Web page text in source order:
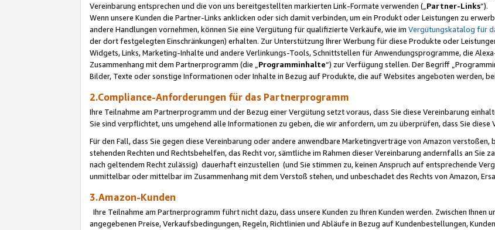
Vereinbarung entsprechen und die von uns bereitgestellten markierten Link-Formate verwenden („ Partner-Links“).
Wenn unsere Kunden die Partner-Links anklicken oder sich damit verbinden, um ein Produkt oder Leistungen zu
andere Handlungen vornehmen, können Sie eine Vergütung für qualifizierte Verkäufe, wie im Vergütungskatalog für
der dort festgelegten Einschränkungen) erhalten. Zur Unterstützung Ihrer Werbung für diese Produkte oder
Widgets, Links, Marketing-Inhalte und andere Verlinkungs-Tools, Schnittstellen für Anwendungsprogramme, die
Zusammenhang mit dem Partnerprogramm (die „ Programminhalte“) zur Verfügung stellen. Der Begriff
Bilder, Texte oder sonstige Informationen oder Inhalte in Bezug auf Produkte, die auf Websites angeboten werden,
2.Compliance-Anforderungen für das Partnerprogramm
Ihre Teilnahme am Partnerprogramm und der Bezug einer Vergütung setzt voraus, dass Sie diese Vereinbarung
Sie sind verpflichtet, uns umgehend alle Informationen zu geben, die wir anfordern, um zu überprüfen, dass Sie diese
Für den Fall, dass Sie gegen diese Vereinbarung oder andere anwendbare Marketingverträge von Amazon
stehenden Rechten und Rechtsbehelfen, das Recht vor, sämtliche im Rahmen dieser Vereinbarung andernfalls an Sie
nach geltendem Recht zulässig) dauerhaft einzustellen (und Sie stimmen zu, keinen Anspruch auf entsprechende
unmittelbar oder mittelbar im Zusammenhang mit dem Verstoß stehen, und unbeschadet des Rechts von Amazon,
3.Amazon-Kunden
Ihre Teilnahme am Partnerprogramm führt nicht dazu, dass unsere Kunden zu Ihren Kunden werden. Zwischen
angegebenen Preise, Verkaufsbedingungen, Regeln, Richtlinien und Abläufe in Bezug auf Kundenbestellungen,